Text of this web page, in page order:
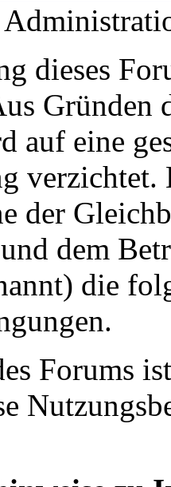
dieses
Gründen
auf eine
verzichtet.
der
dem
die
Forums